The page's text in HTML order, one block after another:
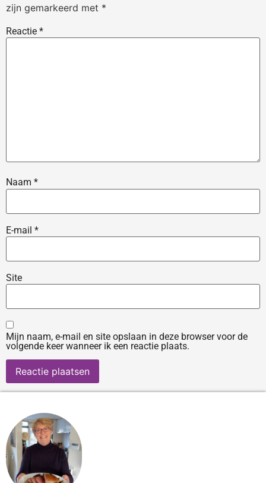
zijn gemarkeerd met *
Reactie *
Naam *
E-mail *
Site
Mijn naam, e-mail en site opslaan in deze browser voor de
volgende keer wanneer ik een reactie plaats.